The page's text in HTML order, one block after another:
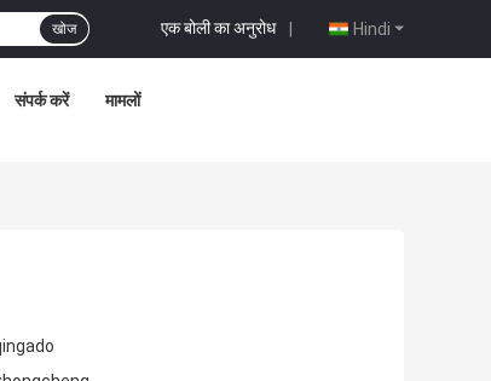
Hindi
एक बोली का अनुरोध |
खोज
संपर्क करें मामलों